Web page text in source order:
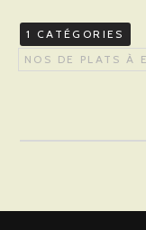
bao
"maison",
pulled
1 CATÉGORIES
NOS DE PLATS À